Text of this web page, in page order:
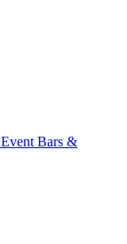
Event Bars &